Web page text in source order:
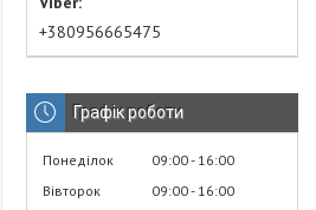
+380956665475
Графік роботи
Понеділок 09:00 16:00
Вівторок
09:00 16:00